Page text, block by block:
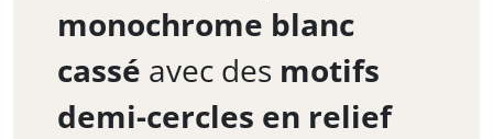
monochrome blanc
cassé avec des motifs
demi-cercles en relief